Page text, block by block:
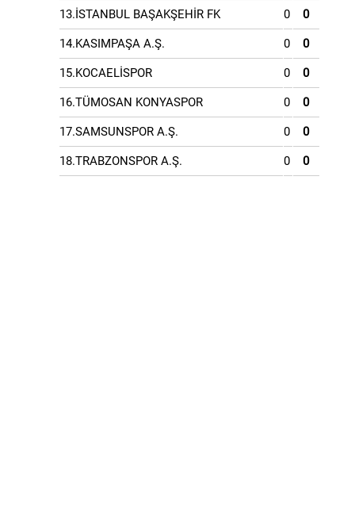
13.İSTANBUL BAŞAKŞEHİR FK 0 0
14.KASIMPAŞA A.Ş. 0 0
15.KOCAELİSPOR 0 0
16.TÜMOSAN KONYASPOR 0 0
17.SAMSUNSPOR A.Ş. 0 0
18.TRABZONSPOR A.Ş. 0 0